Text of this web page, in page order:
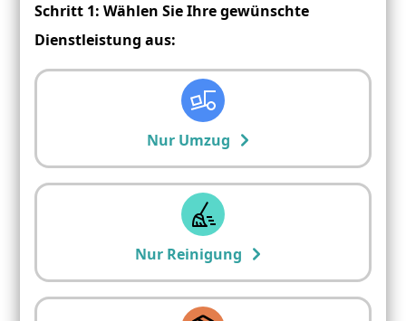
Schritt 1: Wählen Sie Ihre gewünschte
Dienstleistung aus:
Nur Umzug
Nur Reinigung